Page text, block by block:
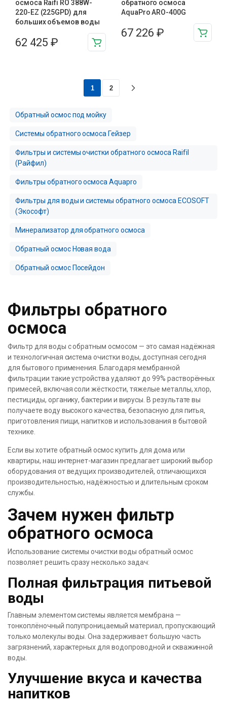
осмоса Raifi RO 388W-
220-EZ (225GPD) для
больших объемов воды
62 425 ₽
обратного осмоса
AquaPro ARO-400G
67 226 ₽
1 2
Обратный осмос под мойку
Системы обратного осмоса Гейзер
Фильтры и системы очистки обратного осмоса Raifil
(Райфил)
Фильтры обратного осмоса Aquapro
Фильтры для воды и системы обратного осмоса ECOSOFT
(Экософт)
Минерализатор для обратного осмоса
Обратный осмос Новая вода
Обратный осмос Посейдон
Фильтры обратного
осмоса
Фильтр для воды с обратным осмосом — это самая надёжная
и технологичная система очистки воды, доступная сегодня
для бытового применения. Благодаря мембранной
фильтрации такие устройства удаляют до 99% растворённых
примесей, включая соли жёсткости, тяжелые металлы, хлор,
пестициды, органику, бактерии и вирусы. В результате вы
получаете воду высокого качества, безопасную для питья,
приготовления пищи, напитков и использования в бытовой
технике.
Если вы хотите обратный осмос купить для дома или
квартиры, наш интернет-магазин предлагает широкий выбор
оборудования от ведущих производителей, отличающихся
производительностью, надёжностью и длительным сроком
службы.
Зачем нужен фильтр
обратного осмоса
Использование системы очистки воды обратный осмос
позволяет решить сразу несколько задач:
Полная фильтрация питьевой
воды
Главным элементом системы является мембрана —
тонкоплёночный полупроницаемый материал, пропускающий
только молекулы воды. Она задерживает большую часть
загрязнений, характерных для водопроводной и скважинной
воды.
Улучшение вкуса и качества
напитков